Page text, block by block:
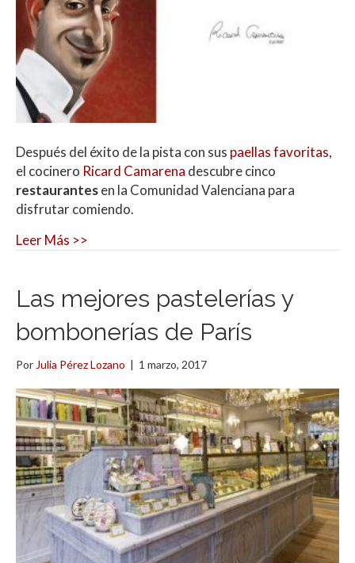
Después del éxito de la pista con sus paellas favoritas,
el cocinero Ricard Camarena descubre cinco
restaurantesen la Comunidad Valenciana para
disfrutar comiendo.
Leer Más >>
Las mejores pastelerías y
bombonerías de París
Por Julia Pérez Lozano | 1 marzo, 2017